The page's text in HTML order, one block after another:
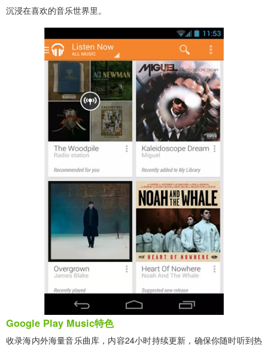
沉浸在喜欢的音乐世界里。
Google Play Music特色
收录海内外海量音乐曲库，内容24小时持续更新，确保你随时听到热